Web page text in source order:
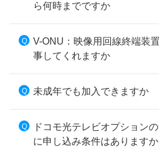
ら何時までですか
V-ONU：映像用回線終端装
事してくれますか
未成年でも加入できますか
ドコモ光テレビオプション
に申し込み条件はありますか